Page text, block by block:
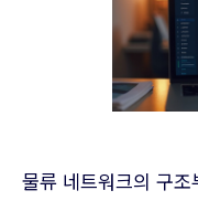
물류 네트워크의 구